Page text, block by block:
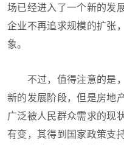
场已经进入了一个新的发
企业不再追求规模的扩张
象。
不过，值得注意的是，
新的发展阶段，但是房地
广泛被人民群众需求的现
有变，其得到国家政策支